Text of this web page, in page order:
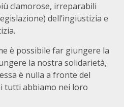
clamorose, irreparabili
dell’ingiustizia e
è possibile far giungere la
la nostra solidarietà,
è nulla a fronte del
tutti abbiamo nei loro